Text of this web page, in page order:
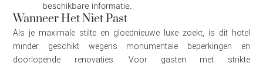
beschikbare informatie.
Wanneer Het Niet Past
Als je maximale stilte en gloednieuwe luxe zoekt, is dit hotel
minder geschikt wegens monumentale beperkingen en
doorlopende renovaties. Voor gasten met strikte